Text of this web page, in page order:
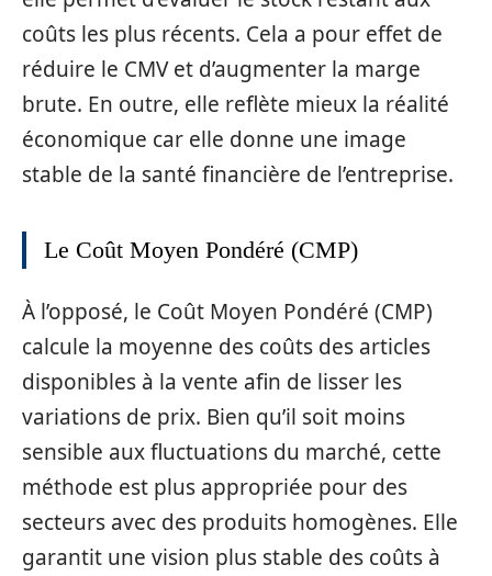
coûts les plus récents. Cela a pour effet de
réduire le CMV et d’augmenter la marge
brute. En outre, elle reflète mieux la réalité
économique car elle donne une image
stable de la santé financière de l’entreprise.
Le Coût Moyen Pondéré (CMP)
À l’opposé, le Coût Moyen Pondéré (CMP)
calcule la moyenne des coûts des articles
disponibles à la vente afin de lisser les
variations de prix. Bien qu’il soit moins
sensible aux fluctuations du marché, cette
méthode est plus appropriée pour des
secteurs avec des produits homogènes. Elle
garantit une vision plus stable des coûts à